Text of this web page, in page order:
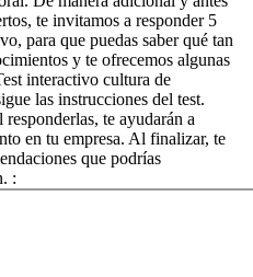
te invitamos a responder 5
para que puedas saber qué tan
y te ofrecemos algunas
interactivo cultura de
las instrucciones del test.
te ayudarán a
en tu empresa. Al finalizar, te
que podrías
: